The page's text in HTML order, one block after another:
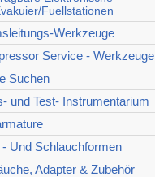
Fuellstationen
Werkzeuge
Service - Werkzeuge
Suchen
und Test- Instrumentarium
- Und Schlauchformen
Adapter & Zubehör